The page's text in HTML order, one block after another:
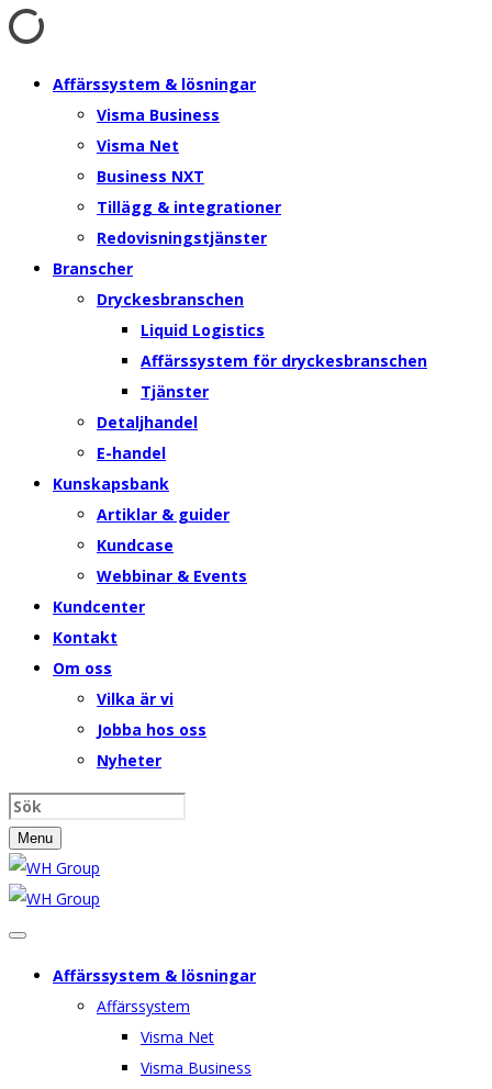
Affärssystem & lösningar
Visma Business
Visma Net
Business NXT
Tillägg & integrationer
Redovisningstjänster
Branscher
Dryckesbranschen
Liquid Logistics
Affärssystem för dryckesbranschen
Tjänster
Detaljhandel
E-handel
Kunskapsbank
Artiklar & guider
Kundcase
Webbinar & Events
Kundcenter
Kontakt
Om oss
Vilka är vi
Jobba hos oss
Nyheter
Menu
Affärssystem & lösningar
Affärssystem
Visma Net
Visma Business